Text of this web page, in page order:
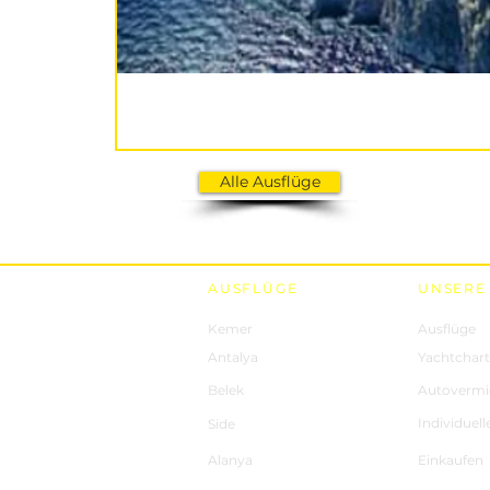
Alle Ausflüge
AUSFLÜGE
Kemer
Antalya
Belek
Side
Alanya
Ausflüge
Einkaufen